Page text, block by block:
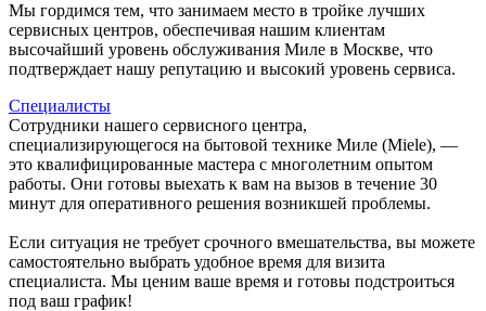
Мы гордимся тем, что занимаем место в тройке лучших
сервисных центров, обеспечивая нашим клиентам
высочайший уровень обслуживания Миле в Москве, что
подтверждает нашу репутацию и высокий уровень сервиса.
Специалисты
Сотрудники нашего сервисного центра,
специализирующегося на бытовой технике Миле (Miele), —
это квалифицированные мастера с многолетним опытом
работы. Они готовы выехать к вам на вызов в течение 30
минут для оперативного решения возникшей проблемы.
Если ситуация не требует срочного вмешательства, вы можете
самостоятельно выбрать удобное время для визита
специалиста. Мы ценим ваше время и готовы подстроиться
под ваш график!